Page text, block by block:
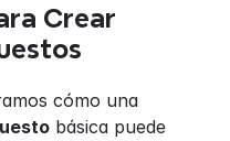
Crear
básica puede